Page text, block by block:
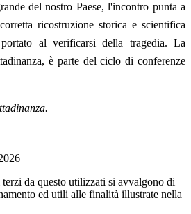
del nostro Paese, l'incontro punta a
ricostruzione storica e scientifica
al verificarsi della tragedia. La
è parte del ciclo di conferenze
da questo utilizzati si avvalgono di
ed utili alle finalità illustrate nella